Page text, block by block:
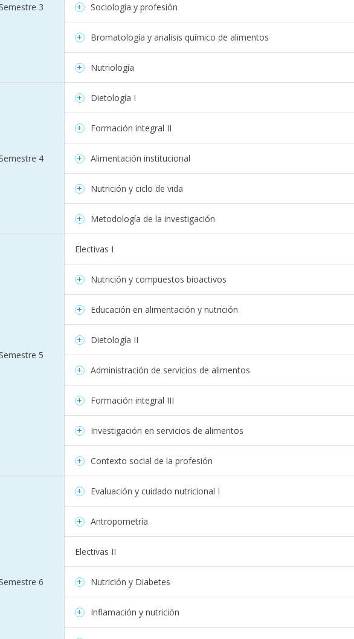
Semestre 3 Sociología y profesión
Bromatología y analisis químico de alimentos
Nutriología
Semestre 4
Dietología I
Formación integral II
Alimentación institucional
Nutrición y ciclo de vida
Metodología de la investigación
Semestre 5
Electivas I
Nutrición y compuestos bioactivos
Educación en alimentación y nutrición
Dietología II
Administración de servicios de alimentos
Formación integral III
Investigación en servicios de alimentos
Contexto social de la profesión
Semestre 6
Evaluación y cuidado nutricional I
Antropometría
Electivas II
Nutrición y Diabetes
Inflamación y nutrición